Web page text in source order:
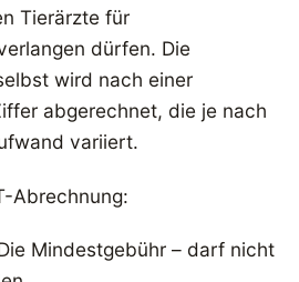
Tierärzte für
dürfen. Die
wird nach einer
abgerechnet, die je nach
variiert.
Abrechnung:
Mindestgebühr – darf nicht